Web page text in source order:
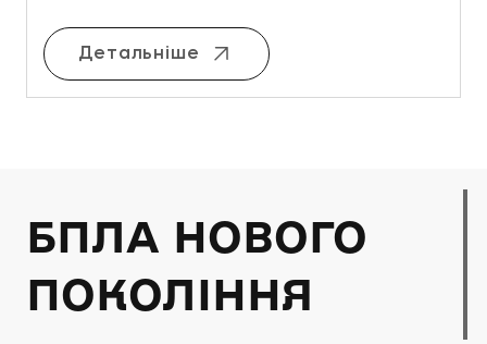
Детальніше
БПЛА НОВОГО
ПОКОЛІННЯ